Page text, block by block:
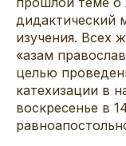
дидактический
изучения. Всех
«азам
целью
катехизации в
воскресенье в